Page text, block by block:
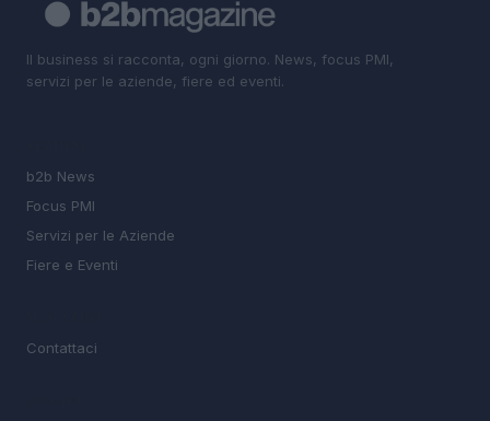
Il business si racconta, ogni giorno. News, focus PMI,
servizi per le aziende, fiere ed eventi.
b2b News
Focus PMI
Servizi per le Aziende
Fiere e Eventi
Contattaci